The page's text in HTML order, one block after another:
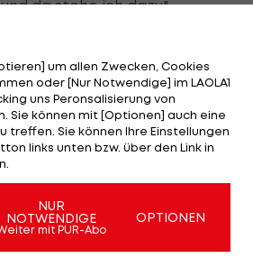
da stehe ich dazu."
Video fortgesetzt)
des FC
History
Am Stammtisch
Christopher Knett
Stammtisch
"Glauben immer an
um allen Zwecken, Cookies
oder [Nur Notwendige] im LAOLA1
uns Peronsalisierung von
Sie können mit [Optionen] auch eine
treffen. Sie können Ihre Einstellungen
links unten bzw. über den Link in
NUR
NOTWENDIGE
mit PUR-Abo
OPTIONEN